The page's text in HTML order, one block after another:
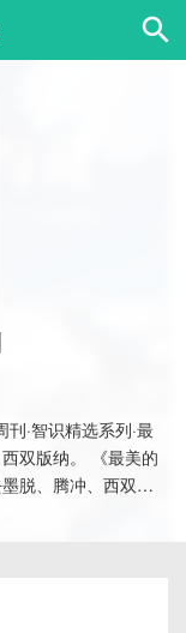
双版纳。 《最美的
脱、腾冲、西双版